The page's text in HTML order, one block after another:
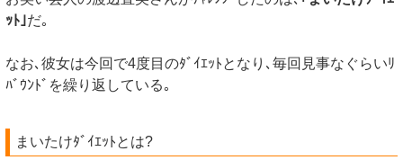
ｯﾄ｣だ｡
なお､彼女は今回で4度目のﾀﾞｲｴｯﾄとなり､毎回見事なぐらいﾘ
ﾊﾞｳﾝﾄﾞを繰り返している｡
まいたけﾀﾞｲｴｯﾄとは?